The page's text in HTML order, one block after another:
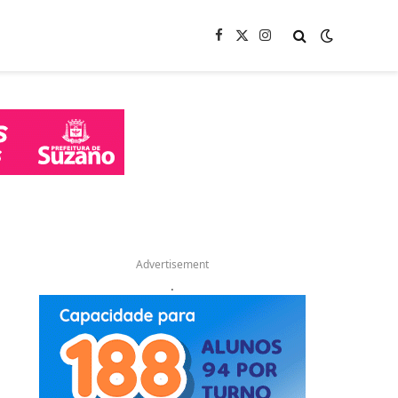
Facebook
X
Instagram
Advertisement
.